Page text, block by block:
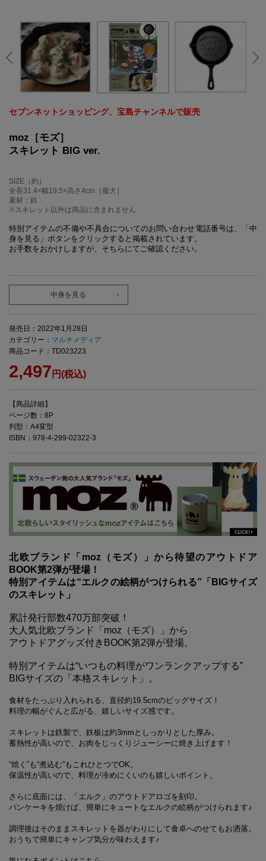
セブンネットショッピング、宝島チャンネルで販売
moz［モズ］
スキレット BIG ver.
SIZE（約）
全長31.4×幅19.5×高さ4cm［最大］
素材：鉄
※スキレット以外は商品に含まれません
特別アイテムの不備や不具合についてのお問い合わせ電話番号は、「中
身を見る」ボタンをクリックすると掲載されています。
お手数をおかけしますが、そちらにてご確認ください。
中身を見る
発売日：2022年1月28日
カテゴリー： マルチメディア
商品コード：TD023223
2,497 円(税込)
【商品詳細】
ページ数：8P
判型：A4変型
ISBN：978-4-299-02322-3
北欧ブランド「moz（モズ）」から待望のアウトドア
BOOK第2弾が登場！
特別アイテムは“エルクの絵柄がつけられる”「BIGサイズ
のスキレット」
累計発行部数470万部突破！
大人気北欧ブランド「moz（モズ）」から
アウトドアグッズ付きBOOK第2弾が登場。
特別アイテムは“いつもの料理がワンランクアップする”
BIGサイズの「本格スキレット」。
食材をたっぷり入れられる、直径約19.5cmのビッグサイズ！
料理の幅がぐんと広がる、嬉しいサイズ感です。
スキレットは鉄製で、鉄板は約3mmとしっかりとした厚み。
蓄熱性が高いので、お肉をじっくりジューシーに焼き上げます！
“焼く”も“煮込む”もこれひとつでOK。
保温性が高いので、料理が冷めにくいのも嬉しいポイント。
さらに底面には、「エルク」のアウトドアロゴを刻印。
パンケーキを焼けば、簡単にキュートなエルクの絵柄がつけられます♪
調理後はそのままスキレットを器がわりにして食卓へのせてもお洒落。
おうちで簡単にキャンプ気分が味わえます♪